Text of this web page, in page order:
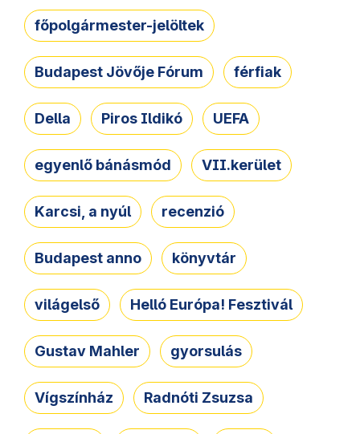
főpolgármester-jelöltek
Budapest Jövője Fórum férfiak
Della Piros Ildikó UEFA
egyenlő bánásmód VII.kerület
Karcsi, a nyúl recenzió
Budapest anno könyvtár
világelső Helló Európa! Fesztivál
Gustav Mahler gyorsulás
Vígszínház Radnóti Zsuzsa